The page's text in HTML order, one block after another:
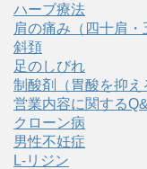
ハーブ療法
肩の痛み（四十肩・
斜頚
足のしびれ
制酸剤（胃酸を抑え
営業内容に関する
クローン病
男性不妊症
L-リジン